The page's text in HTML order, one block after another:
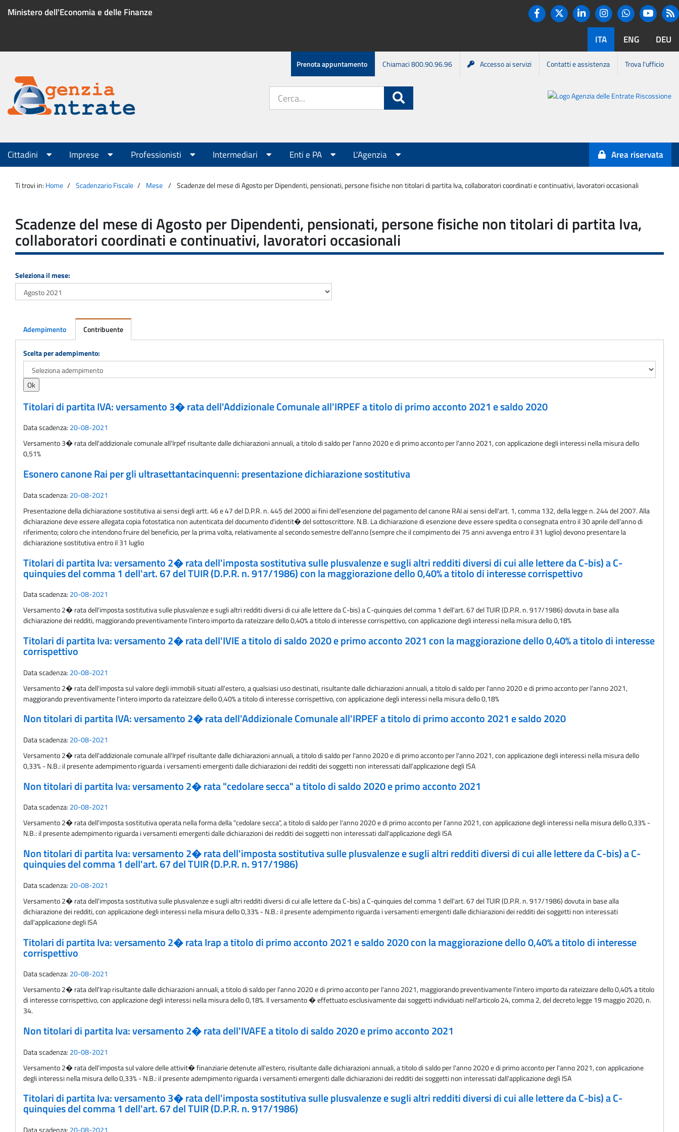
Ministero dell'Economia e delle Finanze
Twitter
LinkedinInstagram
ITA ENG DEU
Menu
servizio
Prenota appuntamento Chiamaci 800.90.96.96 Accesso ai servizi Contatti e assistenza Trova l'ufficio
Agenzia
Entrate
sito:
Agenzia
Entrate-
Riscossione
Menu
principale
Cittadini Imprese Professionisti Intermediari Enti e PA L'Agenzia Area riservata
Ti trovi in: Home Scadenzario Fiscale Mese Scadenze del mese di Agosto per Dipendenti, pensionati, persone fisiche non titolari di partita Iva, collaboratori coordinati e continuativi, lavoratori occasionali
Scadenze del mese di Agosto per Dipendenti, pensionati, persone fisiche non titolari di partita Iva,
collaboratori coordinati e continuativi, lavoratori occasionali
Seleziona il mese:
Adempimento Contribuente
Adempimento
Scelta per adempimento:
Titolari di partita IVA: versamento 3� rata dell'Addizionale Comunale all'IRPEF a titolo di primo acconto 2021 e saldo 2020
Data scadenza: 20-08-2021
Versamento 3� rata dell'addizionale comunale all'Irpef risultante dalle dichiarazioni annuali, a titolo di saldo per l'anno 2020 e di primo acconto per l'anno 2021, con applicazione degli interessi nella misura dello
0,51%
Esonero canone Rai per gli ultrasettantacinquenni: presentazione dichiarazione sostitutiva
Data scadenza: 20-08-2021
Presentazione della dichiarazione sostitutiva ai sensi degli artt. 46 e 47 del D.P.R. n. 445 del 2000 ai fini dell'esenzione del pagamento del canone RAI ai sensi dell'art. 1, comma 132, della legge n. 244 del 2007. Alla
dichiarazione deve essere allegata copia fotostatica non autenticata del documento d'identit� del sottoscrittore. N.B. La dichiarazione di esenzione deve essere spedita o consegnata entro il 30 aprile dell'anno di
riferimento; coloro che intendono fruire del beneficio, per la prima volta, relativamente al secondo semestre dell'anno (sempre che il compimento dei 75 anni avvenga entro il 31 luglio) devono presentare la
dichiarazione sostitutiva entro il 31 luglio
Titolari di partita Iva: versamento 2� rata dell'imposta sostitutiva sulle plusvalenze e sugli altri redditi diversi di cui alle lettere da C-bis) a C-
quinquies del comma 1 dell'art. 67 del TUIR (D.P.R. n. 917/1986) con la maggiorazione dello 0,40% a titolo di interesse corrispettivo
Data scadenza: 20-08-2021
Versamento 2� rata dell'imposta sostitutiva sulle plusvalenze e sugli altri redditi diversi di cui alle lettere da C-bis) a C-quinquies del comma 1 dell'art. 67 del TUIR (D.P.R. n. 917/1986) dovuta in base alla
dichiarazione dei redditi, maggiorando preventivamente l'intero importo da rateizzare dello 0,40% a titolo di interesse corrispettivo, con applicazione degli interessi nella misura dello 0,18%
Titolari di partita Iva: versamento 2� rata dell'IVIE a titolo di saldo 2020 e primo acconto 2021 con la maggiorazione dello 0,40% a titolo di interesse
corrispettivo
Data scadenza: 20-08-2021
Versamento 2� rata dell'imposta sul valore degli immobili situati all'estero, a qualsiasi uso destinati, risultante dalle dichiarazioni annuali, a titolo di saldo per l'anno 2020 e di primo acconto per l'anno 2021,
maggiorando preventivamente l'intero importo da rateizzare dello 0,40% a titolo di interesse corrispettivo, con applicazione degli interessi nella misura dello 0,18%
Non titolari di partita IVA: versamento 2� rata dell'Addizionale Comunale all'IRPEF a titolo di primo acconto 2021 e saldo 2020
Data scadenza: 20-08-2021
Versamento 2� rata dell'addizionale comunale all'Irpef risultante dalle dichiarazioni annuali, a titolo di saldo per l'anno 2020 e di primo acconto per l'anno 2021, con applicazione degli interessi nella misura dello
0,33% - N.B.: il presente adempimento riguarda i versamenti emergenti dalle dichiarazioni dei redditi dei soggetti non interessati dall'applicazione degli ISA
Non titolari di partita Iva: versamento 2� rata "cedolare secca" a titolo di saldo 2020 e primo acconto 2021
Data scadenza: 20-08-2021
Versamento 2� rata dell'imposta sostitutiva operata nella forma della "cedolare secca", a titolo di saldo per l'anno 2020 e di primo acconto per l'anno 2021, con applicazione degli interessi nella misura dello 0,33% -
N.B.: il presente adempimento riguarda i versamenti emergenti dalle dichiarazioni dei redditi dei soggetti non interessati dall'applicazione degli ISA
Non titolari di partita Iva: versamento 2� rata dell'imposta sostitutiva sulle plusvalenze e sugli altri redditi diversi di cui alle lettere da C-bis) a C-
quinquies del comma 1 dell'art. 67 del TUIR (D.P.R. n. 917/1986)
Data scadenza: 20-08-2021
Versamento 2� rata dell'imposta sostitutiva sulle plusvalenze e sugli altri redditi diversi di cui alle lettere da C-bis) a C-quinquies del comma 1 dell'art. 67 del TUIR (D.P.R. n. 917/1986) dovuta in base alla
dichiarazione dei redditi, con applicazione degli interessi nella misura dello 0,33% - N.B.: il presente adempimento riguarda i versamenti emergenti dalle dichiarazioni dei redditi dei soggetti non interessati
dall'applicazione degli ISA
Titolari di partita Iva: versamento 2� rata Irap a titolo di primo acconto 2021 e saldo 2020 con la maggiorazione dello 0,40% a titolo di interesse
corrispettivo
Data scadenza: 20-08-2021
Versamento 2� rata delI'Irap risultante dalle dichiarazioni annuali, a titolo di saldo per l'anno 2020 e di primo acconto per l'anno 2021, maggiorando preventivamente l'intero importo da rateizzare dello 0,40% a titolo
di interesse corrispettivo, con applicazione degli interessi nella misura dello 0,18%. Il versamento � effettuato esclusivamente dai soggetti individuati nell'articolo 24, comma 2, del decreto legge 19 maggio 2020, n.
34.
Non titolari di partita Iva: versamento 2� rata dell'IVAFE a titolo di saldo 2020 e primo acconto 2021
Data scadenza: 20-08-2021
Versamento 2� rata dell'imposta sul valore delle attivit� finanziarie detenute all'estero, risultante dalle dichiarazioni annuali, a titolo di saldo per l'anno 2020 e di primo acconto per l'anno 2021, con applicazione
degli interessi nella misura dello 0,33% - N.B.: il presente adempimento riguarda i versamenti emergenti dalle dichiarazioni dei redditi dei soggetti non interessati dall'applicazione degli ISA
Titolari di partita Iva: versamento 3� rata dell'imposta sostitutiva sulle plusvalenze e sugli altri redditi diversi di cui alle lettere da C-bis) a C-
quinquies del comma 1 dell'art. 67 del TUIR (D.P.R. n. 917/1986)
Data scadenza: 20-08-2021